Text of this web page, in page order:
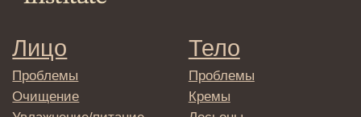
Отправляя адрес электронной почты
вы соглашаетесь с политикой в отношении